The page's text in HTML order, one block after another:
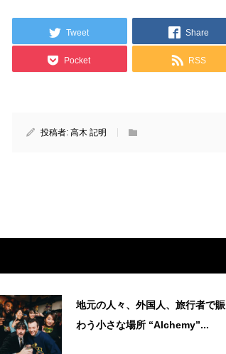
Tweet Share
Pocket RSS
投稿者:高木 記明
地元の人々、外国人、旅行者で賑
わう小さな場所 “Alchemy”...